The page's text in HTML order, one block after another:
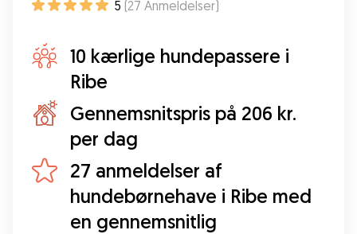
5 (27 Anmeldelser)
10 kærlige hundepassere i
Ribe
Gennemsnitspris på 206 kr.
per dag
27 anmeldelser af
hundebørnehave i Ribe med
en gennemsnitlig